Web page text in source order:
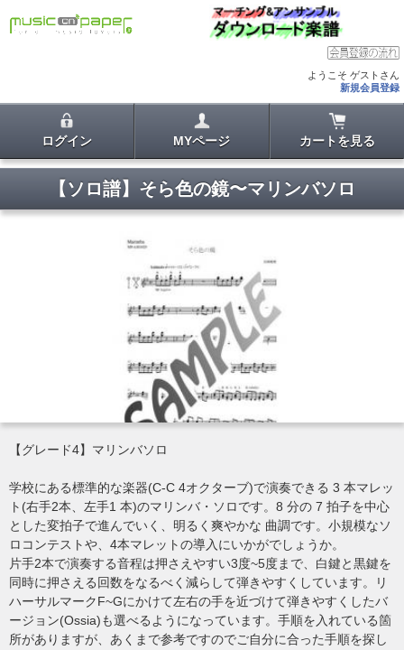
ようこそ ゲストさん
新規会員登録
ログイン MYページ カートを見る
【ソロ譜】そら色の鏡〜マリンバソロ
【グレード4】マリンバソロ
学校にある標準的な楽器(C-C 4オクターブ)で演奏できる 3 本マレッ
ト(右手2本、左手1 本)のマリンバ・ソロです。8 分の 7 拍子を中心
とした変拍子で進んでいく、明るく爽やかな 曲調です。小規模なソ
ロコンテストや、4本マレットの導入にいかがでしょうか。
片手2本で演奏する音程は押さえやすい3度~5度まで、白鍵と黒鍵を
同時に押さえる回数をなるべく減らして弾きやすくしています。リ
ハーサルマークF~Gにかけて左右の手を近づけて弾きやすくしたバ
ージョン(Ossia)も選べるようになっています。手順を入れている箇
所がありますが、あくまで参考ですのでご自分に合った手順を探し